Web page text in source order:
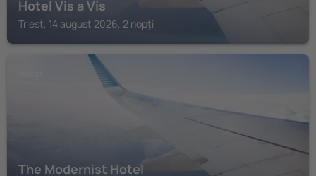
Hotel Vis a Vis
Triest, 14 august 2026, 2 nopți
The Modernist Hotel